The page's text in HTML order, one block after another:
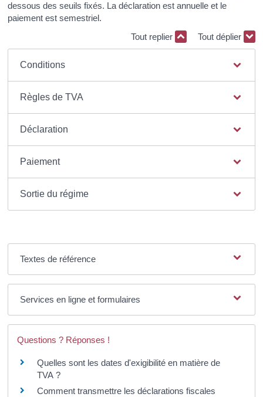
dessous des seuils fixés. La déclaration est annuelle et le
paiement est semestriel.
Tout replier
Tout déplier
Conditions
Règles de TVA
Déclaration
Paiement
Sortie du régime
Textes de référence
Services en ligne et formulaires
Questions ? Réponses !
Quelles sont les dates d'exigibilité en matière de
TVA ?
Comment transmettre les déclarations fiscales